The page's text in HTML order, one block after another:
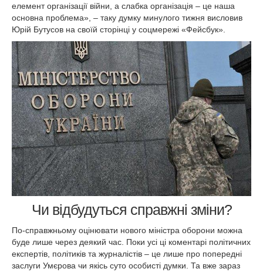
елемент організації війни, а слабка організація – це наша
основна проблема», – таку думку минулого тижня висловив
Юрій Бутусов на своїй сторінці у соцмережі «Фейсбук».
Чи відбудуться справжні зміни?
По-справжньому оцінювати нового міністра оборони можна
буде лише через деякий час. Поки усі ці коментарі політичних
експертів, політиків та журналістів – це лише про попередні
заслуги Умєрова чи якісь суто особисті думки. Та вже зараз